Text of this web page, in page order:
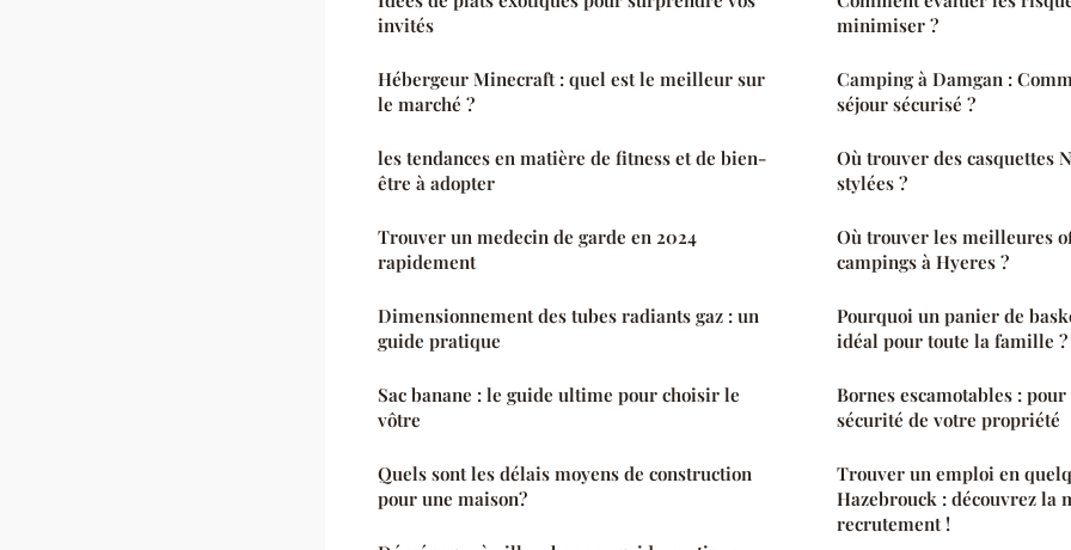
invités
Hébergeur Minecraft : quel est le meilleur sur
le marché ?
les tendances en matière de fitness et de bien-
être à adopter
Trouver un medecin de garde en 2024
rapidement
Dimensionnement des tubes radiants gaz : un
guide pratique
Sac banane : le guide ultime pour choisir le
vôtre
Quels sont les délais moyens de construction
pour une maison?
minimiser ?
Camping à Damgan :
séjour sécurisé ?
Où trouver des casquettes
stylées ?
Où trouver les meilleures
campings à Hyeres ?
Pourquoi un panier de
idéal pour toute la famille ?
Bornes escamotables :
sécurité de votre propriété
Trouver un emploi en
Hazebrouck : découvrez la
recrutement !